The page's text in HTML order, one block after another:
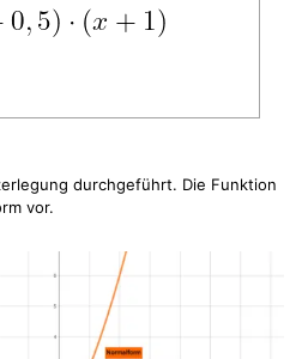
durchgeführt. Die Funktion
vor.